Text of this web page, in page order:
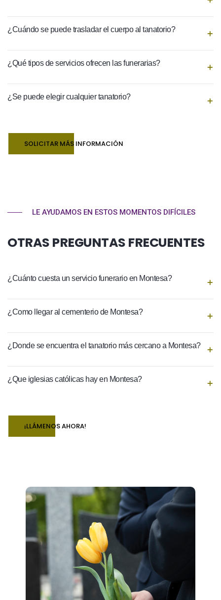
¿Cuándo se puede trasladar el cuerpo al tanatorio?
¿Qué tipos de servicios ofrecen las funerarias?
¿Se puede elegir cualquier tanatorio?
SOLICITAR MÁS INFORMACIÓN
LE AYUDAMOS EN ESTOS MOMENTOS DIFÍCILES
OTRAS PREGUNTAS FRECUENTES
¿Cuánto cuesta un servicio funerario en Montesa?
¿Como llegar al cementerio de Montesa?
¿Donde se encuentra el tanatorio más cercano a Montesa?
¿Que iglesias católicas hay en Montesa?
¡LLÁMENOS AHORA!